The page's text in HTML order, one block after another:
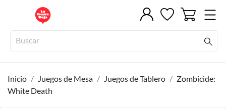
Inicio Juegos de Mesa Juegos de Tablero
Zombicide:
White Death